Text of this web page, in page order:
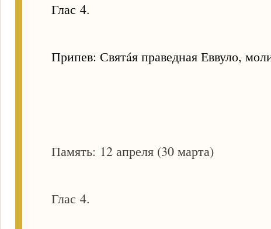
Глас 4.
Припев: Святáя праведная Еввуло,
Память: 12 апреля (30 марта)
Глас 4.